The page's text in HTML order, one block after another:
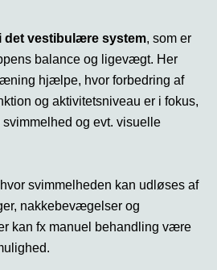
det vestibulære system, som er
balance og ligevægt. Her
hjælpe, hvor forbedring af
og aktivitetsniveau er i fokus,
svimmelhed og evt. visuelle
svimmelheden kan udløses af
nakkebevægelser og
kan fx manuel behandling være